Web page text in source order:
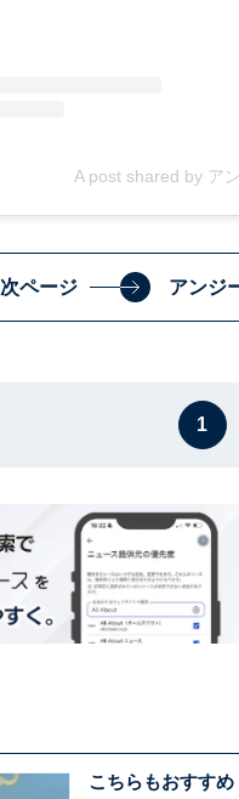
A post shared by ア
次ページ アンジ
1
こちらもおすすめ